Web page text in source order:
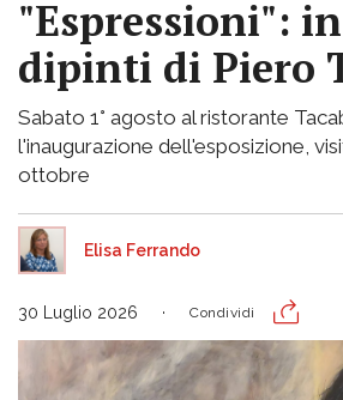
"Espressioni":
dipinti di Piero
Sabato 1° agosto al ristorante
l'inaugurazione dell'esposizione,
ottobre
Elisa Ferrando
30 Luglio 2026 Condividi